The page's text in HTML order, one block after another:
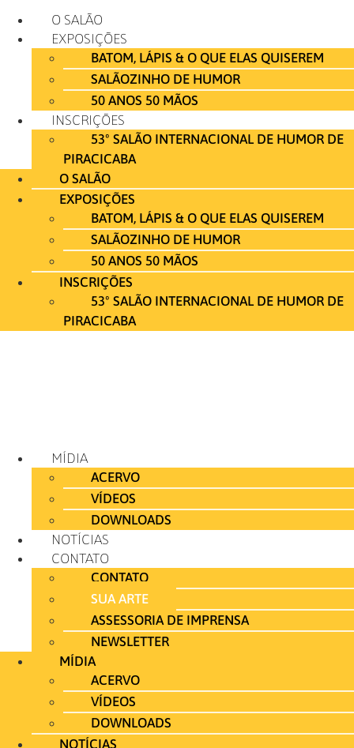
conteúdo
O SALÃO
EXPOSIÇÕES
BATOM, LÁPIS & O QUE ELAS QUISEREM
SALÃOZINHO DE HUMOR
50 ANOS 50 MÃOS
INSCRIÇÕES
53º SALÃO INTERNACIONAL DE HUMOR DE
PIRACICABA
O SALÃO
EXPOSIÇÕES
BATOM, LÁPIS & O QUE ELAS QUISEREM
SALÃOZINHO DE HUMOR
50 ANOS 50 MÃOS
INSCRIÇÕES
53º SALÃO INTERNACIONAL DE HUMOR DE
PIRACICABA
MÍDIA
ACERVO
VÍDEOS
DOWNLOADS
NOTÍCIAS
CONTATO
CONTATO
SUA ARTE
ASSESSORIA DE IMPRENSA
NEWSLETTER
MÍDIA
ACERVO
VÍDEOS
DOWNLOADS
NOTÍCIAS